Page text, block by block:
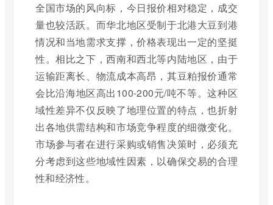
全国市场的风向标，今日报价相对稳定，成交
量也较活跃。而华北地区受制于北港大豆到港
情况和当地需求支撑，价格表现出一定的坚挺
性。相比之下，西南和西北等内陆地区，由于
运输距离长、物流成本高昂，其豆粕报价通常
会比沿海地区高出100-200元/吨不等。这种区
域性差异不仅反映了地理位置的特点，也折射
出各地供需结构和市场竞争程度的细微变化。
市场参与者在进行采购或销售决策时，必须充
分考虑到这些地域性因素，以确保交易的合理
性和经济性。